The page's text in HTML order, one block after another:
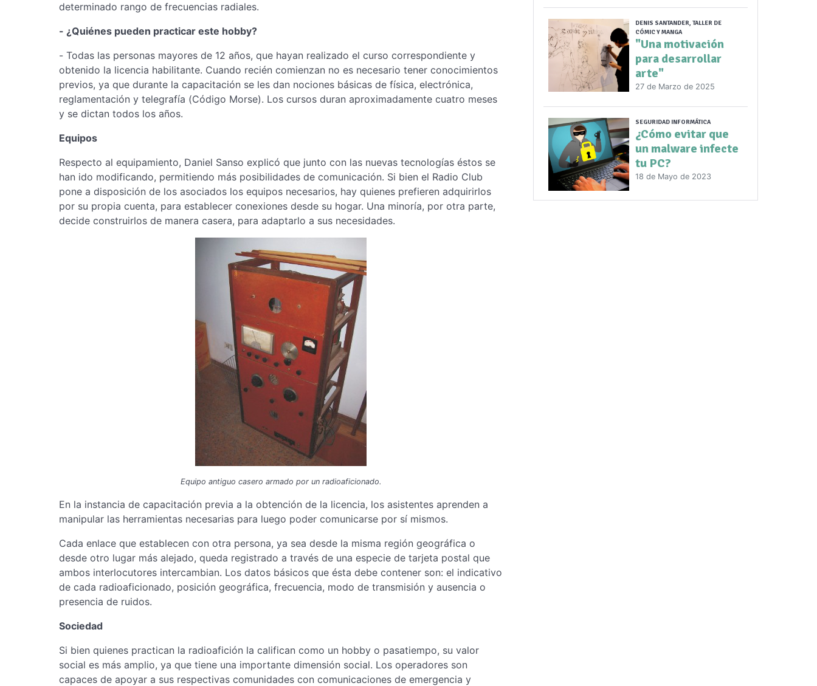
determinado rango de frecuencias radiales.
- ¿Quiénes pueden practicar este hobby?
- Todas las personas mayores de 12 años, que hayan realizado el curso correspondiente y
obtenido la licencia habilitante. Cuando recién comienzan no es necesario tener conocimientos
previos, ya que durante la capacitación se les dan nociones básicas de física, electrónica,
reglamentación y telegrafía (Código Morse). Los cursos duran aproximadamente cuatro meses
y se dictan todos los años.
Equipos
Respecto al equipamiento, Daniel Sanso explicó que junto con las nuevas tecnologías éstos se
han ido modificando, permitiendo más posibilidades de comunicación. Si bien el Radio Club
pone a disposición de los asociados los equipos necesarios, hay quienes prefieren adquirirlos
por su propia cuenta, para establecer conexiones desde su hogar. Una minoría, por otra parte,
decide construirlos de manera casera, para adaptarlo a sus necesidades.
Equipo antiguo casero armado por un radioaficionado.
En la instancia de capacitación previa a la obtención de la licencia, los asistentes aprenden a
manipular las herramientas necesarias para luego poder comunicarse por sí mismos.
Cada enlace que establecen con otra persona, ya sea desde la misma región geográfica o
desde otro lugar más alejado, queda registrado a través de una especie de tarjeta postal que
ambos interlocutores intercambian. Los datos básicos que ésta debe contener son: el indicativo
de cada radioaficionado, posición geográfica, frecuencia, modo de transmisión y ausencia o
presencia de ruidos.
Sociedad
Si bien quienes practican la radioafición la califican como un hobby o pasatiempo, su valor
social es más amplio, ya que tiene una importante dimensión social. Los operadores son
capaces de apoyar a sus respectivas comunidades con comunicaciones de emergencia y
DENIS SANTANDER, TALLER DE
CÓMIC Y MANGA
"Una motivación
para desarrollar
arte"
27 de Marzo de 2025
SEGURIDAD INFORMÁTICA
¿Cómo evitar que
un malware infecte
tu PC?
18 de Mayo de 2023